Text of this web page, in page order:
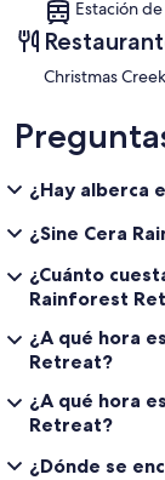
Estación
¿Hay alberca
¿Sine Cera
¿Cuánto
Rainforest
¿A qué hora
Retreat?
¿A qué hora
Retreat?
¿Dónde se